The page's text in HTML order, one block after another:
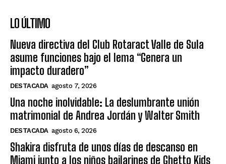
LO ÚLTIMO
Nueva directiva del Club Rotaract Valle de Sula
asume funciones bajo el lema “Genera un
impacto duradero”
DESTACADA agosto 7, 2026
Una noche inolvidable: La deslumbrante unión
matrimonial de Andrea Jordán y Walter Smith
DESTACADA agosto 6, 2026
Shakira disfruta de unos días de descanso en
Miami junto a los niños bailarines de Ghetto Kids